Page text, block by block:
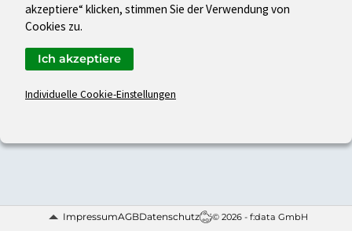
ImpressumAGBDatenschutz © 2026 - f:data GmbH
akzeptiere“ klicken, stimmen Sie der Verwendung von
Cookies zu.
Individuelle Cookie-Einstellungen
Ich akzeptiere